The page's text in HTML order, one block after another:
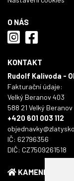
O NÁS
KONTAKT
Rudolf Kalivoda -
Fakturační údaje:
Velký Beranov 403
588 21 Velký Beranov
+420 601 003 112
IČ: 62796356
DIČ: CZ7509261518
KAMENNÁ